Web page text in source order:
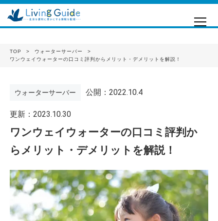
TOP
ウォーターサーバー
ワンウェイウォーターの口コミ評判からメリット・デメリットを解説！
ウォーターサーバー 公開：2022.10.4
更新：2023.10.30
ワンウェイウォーターの口コミ評判か
らメリット・デメリットを解説！